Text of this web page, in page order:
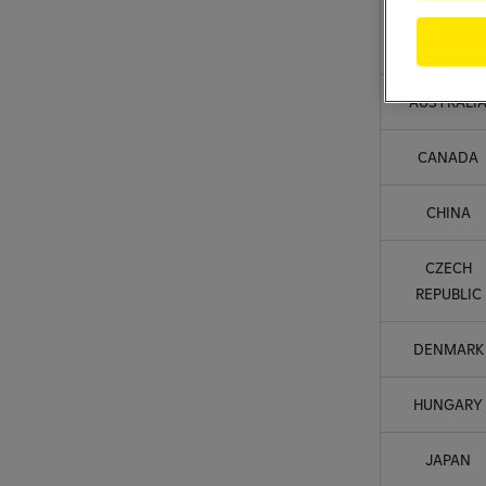
AUSTRALIA
CANADA
CHINA
CZECH
REPUBLIC
DENMARK
HUNGARY
JAPAN